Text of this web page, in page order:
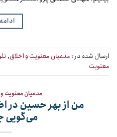
ادامه
ارسال شده در : مدعیان معنویت و اخلاق,
معنویت
مدعیان معنویت و
من از بهر حسین در
می‌گویی